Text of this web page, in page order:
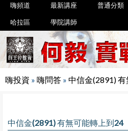
嗨頻道 最新講座 普通分類
哈拉區 學院講師
嗨投資 » 嗨問答 » 中信金(2891)
中信金(2891) 有無可能轉上到24